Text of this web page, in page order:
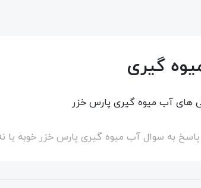
گیری
های آب میوه گیری پارس خزر
پاسخ به سوال آب میوه گیری پارس خزر خوبه یا